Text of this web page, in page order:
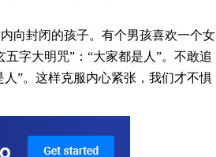
向封闭的孩子。有个男孩喜欢一个女
字大明咒”：“大家都是人”。不敢追
”。这样克服内心紧张，我们才不惧